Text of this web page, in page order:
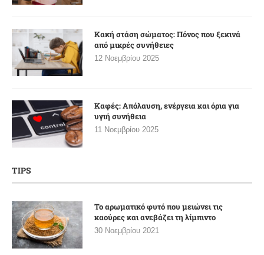
Κακή στάση σώματος: Πόνος που ξεκινά
από μικρές συνήθειες
12 Νοεμβρίου 2025
Καφές: Απόλαυση, ενέργεια και όρια για
υγιή συνήθεια
11 Νοεμβρίου 2025
TIPS
Το αρωματικό φυτό που μειώνει τις
καούρες και ανεβάζει τη λίμπιντο
30 Νοεμβρίου 2021